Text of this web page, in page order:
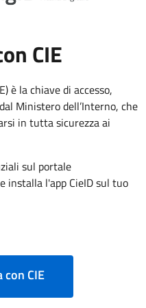
CIE
è la chiave di accesso,
Ministero dell’Interno, che
in tutta sicurezza ai
sul portale
e installa l'app CieID sul tuo
con CIE